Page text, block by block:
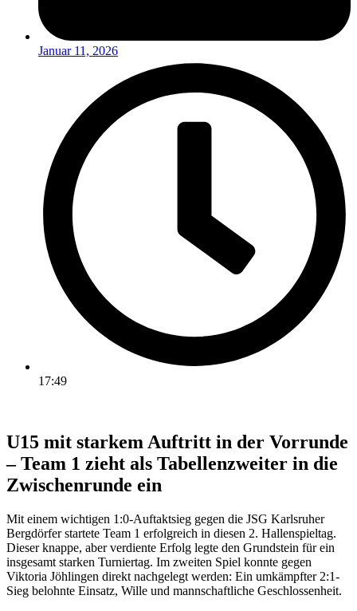
Januar 11, 2026
17:49
U15 mit starkem Auftritt in der Vorrunde
– Team 1 zieht als Tabellenzweiter in die
Zwischenrunde ein
Mit einem wichtigen 1:0-Auftaktsieg gegen die JSG Karlsruher
Bergdörfer startete Team 1 erfolgreich in diesen 2. Hallenspieltag.
Dieser knappe, aber verdiente Erfolg legte den Grundstein für ein
insgesamt starken Turniertag. Im zweiten Spiel konnte gegen
Viktoria Jöhlingen direkt nachgelegt werden: Ein umkämpfter 2:1-
Sieg belohnte Einsatz, Wille und mannschaftliche Geschlossenheit.